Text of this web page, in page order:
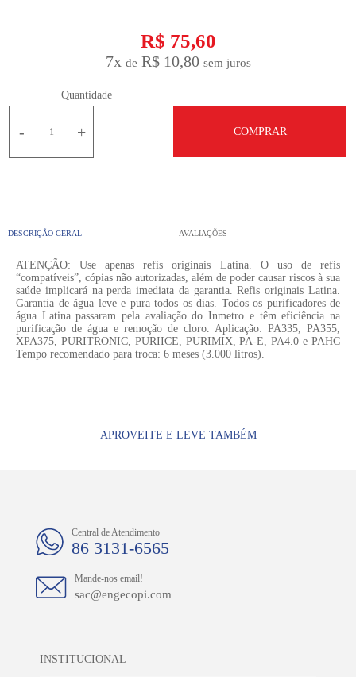
R$ 75,60
7x R$ 10,80
Quantidade
- + COMPRAR
DESCRIÇÃO GERAL AVALIAÇÕES
ATENÇÃO: Use apenas refis originais Latina. O uso de refis
“compatíveis”, cópias não autorizadas, além de poder causar riscos à sua
saúde implicará na perda imediata da garantia. Refis originais Latina.
Garantia de água leve e pura todos os dias. Todos os purificadores de
água Latina passaram pela avaliação do Inmetro e têm eficiência na
purificação de água e remoção de cloro. Aplicação: PA335, PA355,
XPA375, PURITRONIC, PURIICE, PURIMIX, PA-E, PA4.0 e PAHC
Tempo recomendado para troca: 6 meses (3.000 litros).
APROVEITE E LEVE TAMBÉM
Central de Atendimento
86 3131-6565
Mande-nos email!
sac@engecopi.com
INSTITUCIONAL